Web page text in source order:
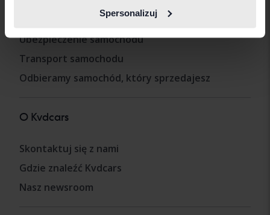
Spersonalizuj
Pożyczki i gwarancja na samochód
Ubezpieczenie samochodu
Transport samochodu
Odbieramy samochód, który sprzedajesz
O Kvdcars
Skontaktuj się z nami
Gdzie znaleźć Kvdcars
Nasz newsroom